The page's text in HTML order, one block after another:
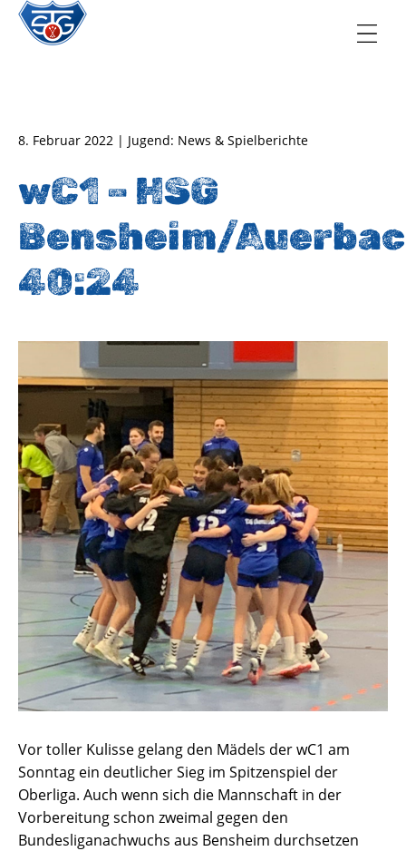
8. Februar 2022 | Jugend: News & Spielberichte
wC1 – HSG
Bensheim/
40:24
Vor toller Kulisse gelang den Mädels der wC1 am
Sonntag ein deutlicher Sieg im Spitzenspiel der
Oberliga. Auch wenn sich die Mannschaft in der
Vorbereitung schon zweimal gegen den
Bundesliganachwuchs aus Bensheim durchsetzen